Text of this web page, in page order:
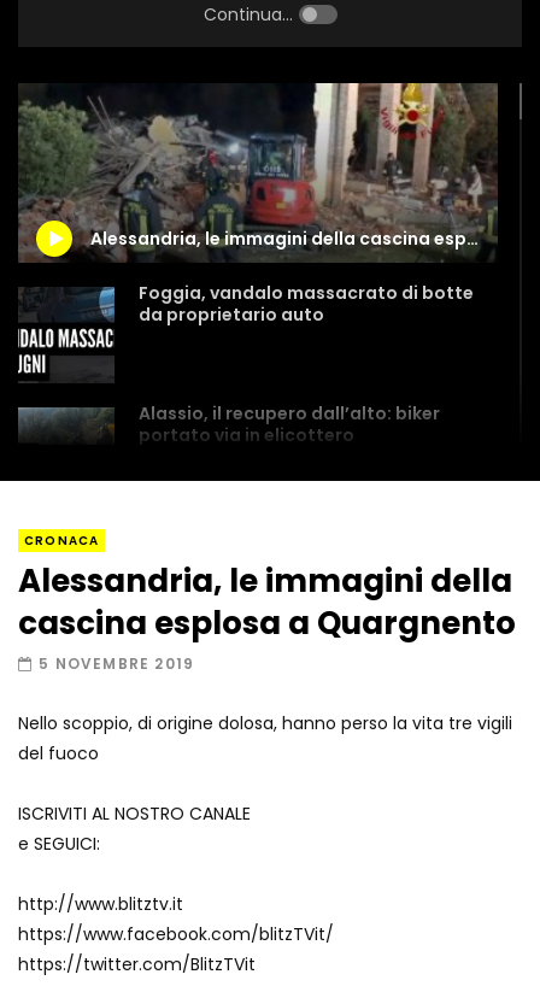
Continua...
Alessandria, le immagini della cascina esplosa a Quargnento
Foggia, vandalo massacrato di botte
da proprietario auto
Alassio, il recupero dall’alto: biker
portato via in elicottero
Un metro di neve in poche ore a Prato
Nevoso
Lucca, blitz della Finanza nello studio
medico abusivo
CRONACA
Alessandria, le immagini della
cascina esplosa a Quargnento
5 NOVEMBRE 2019
Nello scoppio, di origine dolosa, hanno perso la vita tre vigili
del fuoco
ISCRIVITI AL NOSTRO CANALE
e SEGUICI:
http://www.blitztv.it
https://www.facebook.com/blitzTVit/
https://twitter.com/BlitzTVit